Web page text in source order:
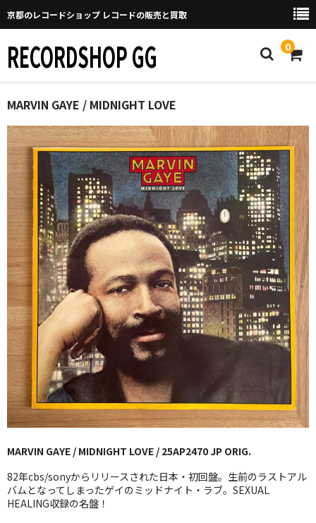
京都のレコードショップ レコードの販売と買取
RECORDSHOP GG 0
Home
マイページ
GGについて
買取について
取り置きなどについて
Categories
New Arrivals
新譜
GG RECORD （当店のレーベル）
全商品
JAZZ-US
BLUE NOTE
JAZZ-EU
JAZZ-JP
MARVIN GAYE / MIDNIGHT LOVE
MARVIN GAYE / MIDNIGHT LOVE / 25AP2470 JP ORIG.
82年cbs/sonyからリリースされた日本・初回盤。生前のラストアル
バムとなってしまったゲイのミッドナイト・ラブ。SEXUAL
HEALING収録の名盤！